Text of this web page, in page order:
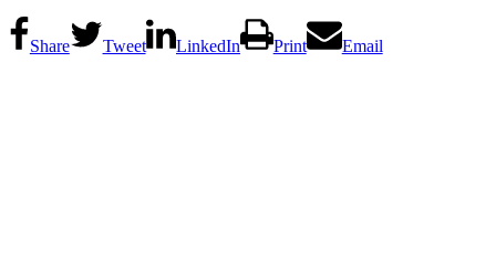
Share Tweet LinkedIn Print Email